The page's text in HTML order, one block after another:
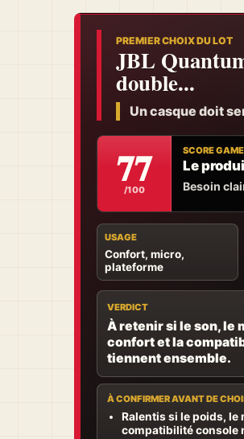
PREMIER CHOIX DU LOT
JBL
double...
Un casque doit
77
/100
SCORE
Le
Besoin
USAGE
Confort, micro,
plateforme
VERDICT
À retenir si le son, le
confort et la
tiennent ensemble.
À CONFIRMER AVANT DE
Ralentis si le poids, le
compatibilité console